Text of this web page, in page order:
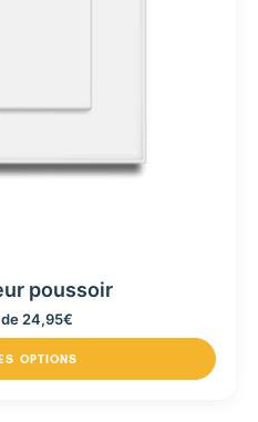
poussoir
24,95€
OPTIONS